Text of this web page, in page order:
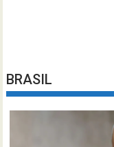
BRASIL